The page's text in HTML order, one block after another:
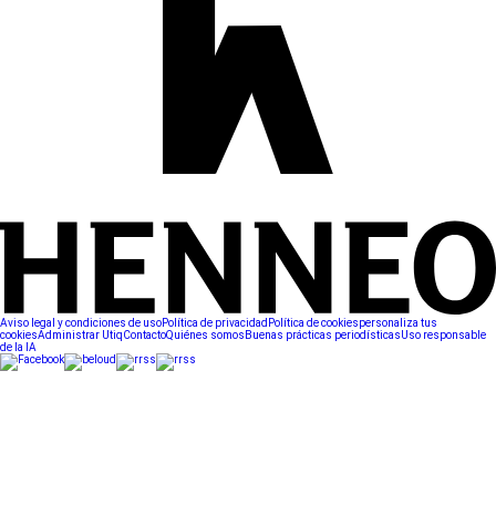
Aviso legal y condiciones de usoPolítica de privacidad Política de cookiespersonaliza tus
cookiesAdministrar UtiqContactoQuiénes somos Buenas prácticas periodísticasUso responsable
de la IA